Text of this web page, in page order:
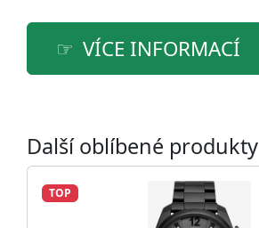
VÍCE INFORMACÍ
Další oblíbené produkty
TOP